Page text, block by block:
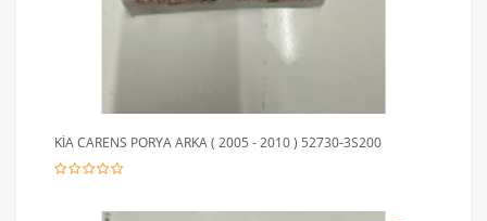
KİA CARENS PORYA ARKA ( 2005 - 2010 ) 52730-3S200